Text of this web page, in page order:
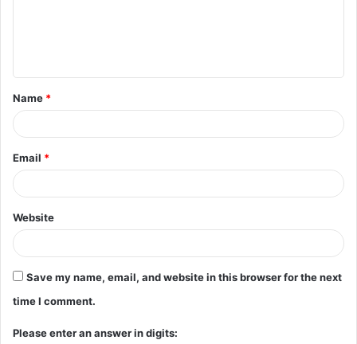
t
*
Name *
Email *
Website
Save my name, email, and website in this browser for the next
time I comment.
Please enter an answer in digits: